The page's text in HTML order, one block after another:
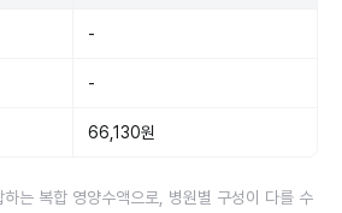
-
-
66,130원
는 복합 영양수액으로, 병원별 구성이 다를 수